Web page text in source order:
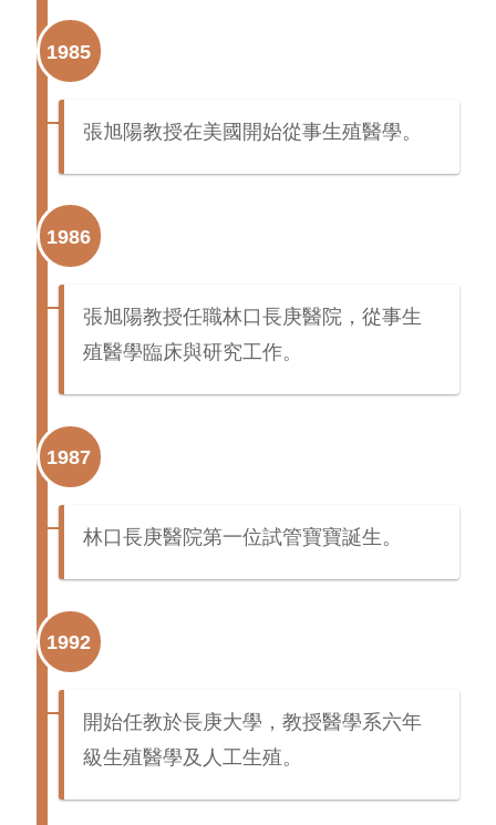
1985
張旭陽教授在美國開始從事生殖醫學。
1986
張旭陽教授任職林口長庚醫院，從事生
殖醫學臨床與研究工作。
1987
林口長庚醫院第一位試管寶寶誕生。
1992
開始任教於長庚大學，教授醫學系六年
級生殖醫學及人工生殖。